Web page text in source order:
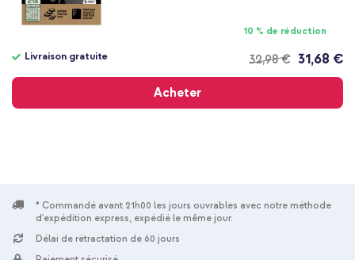
10 % de réduction
32,98 €
Livraison gratuite 31,68 €
Acheter
gratuite
* Commandé avant 21h00 les jours ouvrables avec notre méthode
d'expédition express, expédié le même jour.
Délai de rétractation de 60 jours